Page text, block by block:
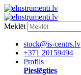
Meklēt
stock@is-centrs.lv
+371 20159494
Profils
Pieslēgties